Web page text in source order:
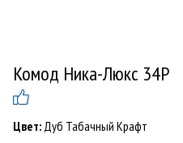
Комод Ника-Люкс 34Р
Цвет: Дуб Табачный Крафт